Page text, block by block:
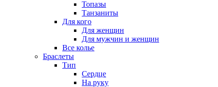
Топазы
Танзаниты
Для кого
Для женщин
Для мужчин и женщин
Все колье
Браслеты
Тип
Сердце
На руку